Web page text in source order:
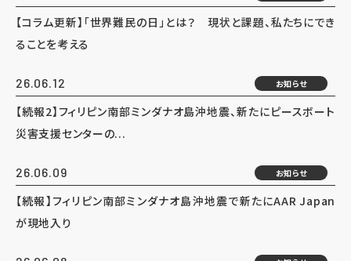
【コラム更新】「世界難民の日」とは？ 現状と課題、私たちにでき
ることを考える
26.06.12 お知らせ
【続報2】フィリピン南部ミンダナオ島沖地震、新たにピースボート
災害支援センターの...
26.06.09 お知らせ
【続報】フィリピン南部ミンダナオ島沖地震で新たにAAR Japan
が現地入り